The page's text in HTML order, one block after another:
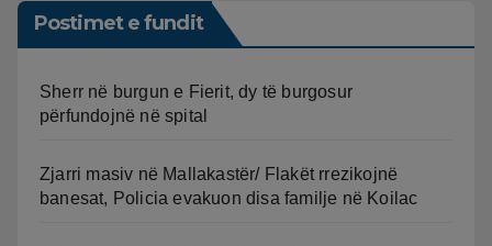
Postimet e fundit
Sherr në burgun e Fierit, dy të burgosur
përfundojnë në spital
Zjarri masiv në Mallakastër/ Flakët rrezikojnë
banesat, Policia evakuon disa familje në Koilac